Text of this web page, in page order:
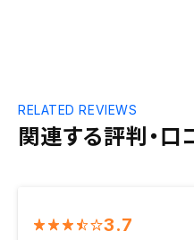
関連する評判・口
RELATED REVIEWS
3.7